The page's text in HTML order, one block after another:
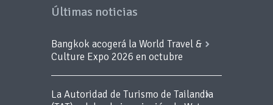
Últimas noticias
Bangkok acogerá la World Travel &
Culture Expo 2026 en octubre
La Autoridad de Turismo de Tailandia